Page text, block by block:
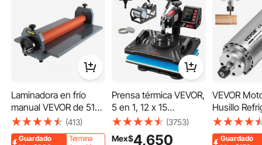
Fácil control
Laminadora en frío
manual VEVOR de 51
pulgadas para películas
fotográficas de vinilo
(413)
Guardado
Termina
Prensa térmica VEVOR,
5 en 1, 12 x 15
pulgadas, control
digital preciso de
(3753)
Mex$4,650
VEVOR
Husillo
Aire de 1,5
Fresado,
Guardado